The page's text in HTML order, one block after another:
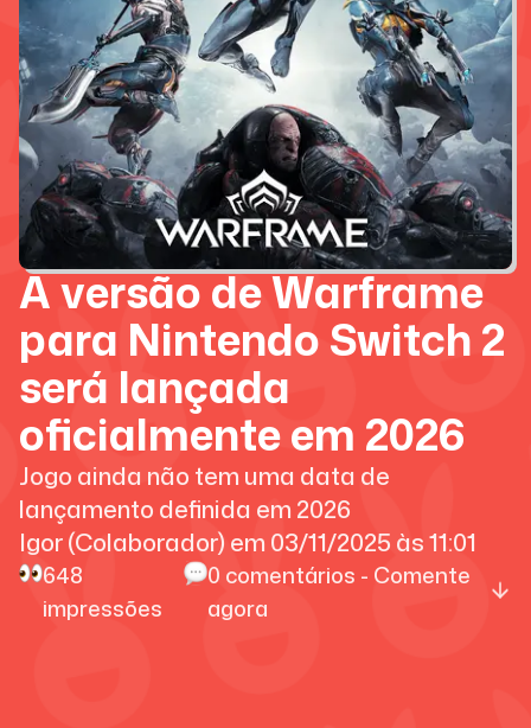
A versão de Warframe
para Nintendo Switch 2
será lançada
oficialmente em 2026
Jogo ainda não tem uma data de
lançamento definida em 2026
Igor (Colaborador) em 03/11/2025 às11:01
648
impressões
0 comentários - Comente
agora